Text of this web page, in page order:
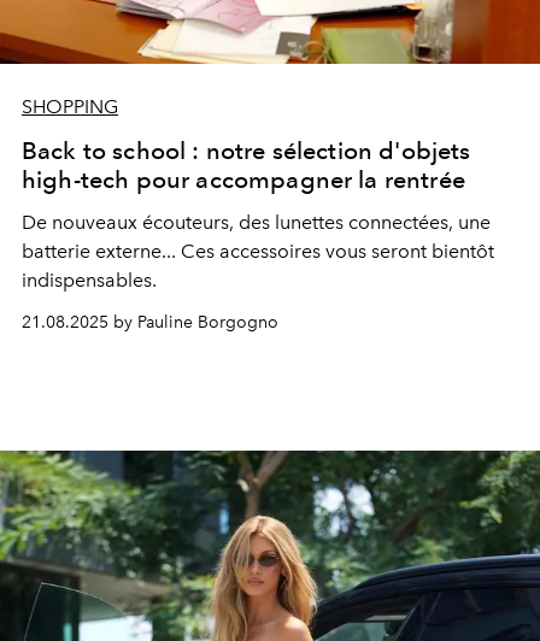
SHOPPING
Back to school : notre sélection d'objets
high-tech pour accompagner la rentrée
De nouveaux écouteurs, des lunettes connectées, une
batterie externe... Ces accessoires vous seront bientôt
indispensables.
21.08.2025 by Pauline Borgogno